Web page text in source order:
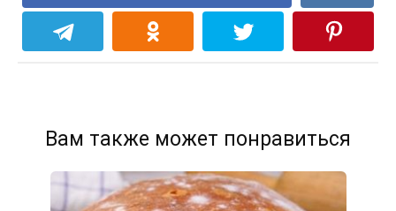
Вам также может понравиться